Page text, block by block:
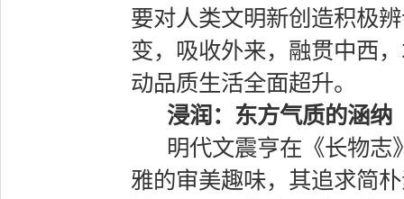
要对人类文明新创造积极
变，吸收外来，融贯中西
动品质生活全面超升。
浸润：东方气质的涵纳
明代文震亨在《长物志
雅的审美趣味，其追求简